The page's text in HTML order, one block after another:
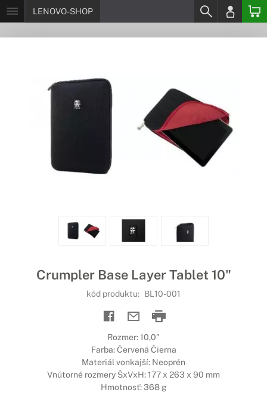
LENOVO-SHOP
Crumpler Base Layer Tablet 10"
kód produktu: BL10-001
Rozmer: 10,0"
Farba: Červená Čierna
Materiál vonkajší: Neoprén
Vnútorné rozmery ŠxVxH: 177 x 263 x 90 mm
Hmotnosť: 368 g